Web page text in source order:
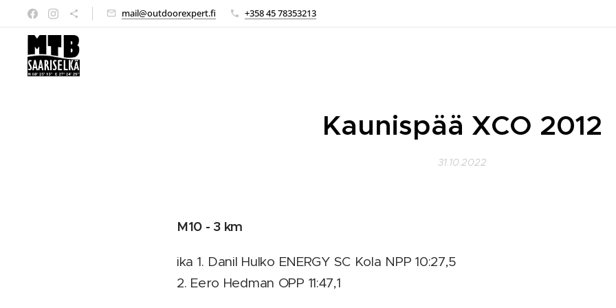
mail@outdoorexpert.fi +358 45 78353213
Kaunispää XCO 2012
31.10.2022
M10 - 3 km
ika 1. Danil Hulko ENERGY SC Kola NPP 10:27,5
2. Eero Hedman OPP 11:47,1